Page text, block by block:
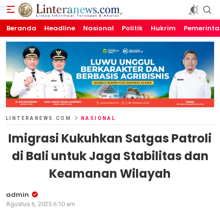
Linteranews.com
Lintas Informasi Tercepat dan Akurat
Beranda Headline Nasional Politik Hukrim
LINTERANEWS.COM NASIONAL
Imigrasi Kukuhkan Satgas Patroli
di Bali untuk Jaga Stabilitas dan
Keamanan Wilayah
admin
Agustus 6, 2025 6:10 am